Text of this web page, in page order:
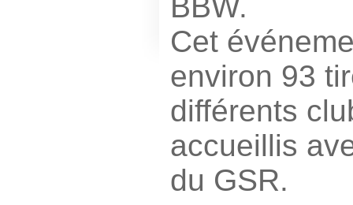
Cet
environ 93
différents
accueillis
du GSR.